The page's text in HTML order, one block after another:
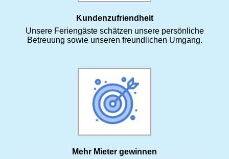
Kundenzufriendheit
Unsere Feriengäste schätzen unsere persönliche
Betreuung sowie unseren freundlichen Umgang.
Mehr Mieter gewinnen